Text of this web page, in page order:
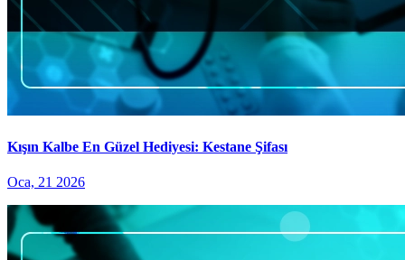
Kışın Kalbe En Güzel Hediyesi: Kestane Şifası
Oca, 21 2026